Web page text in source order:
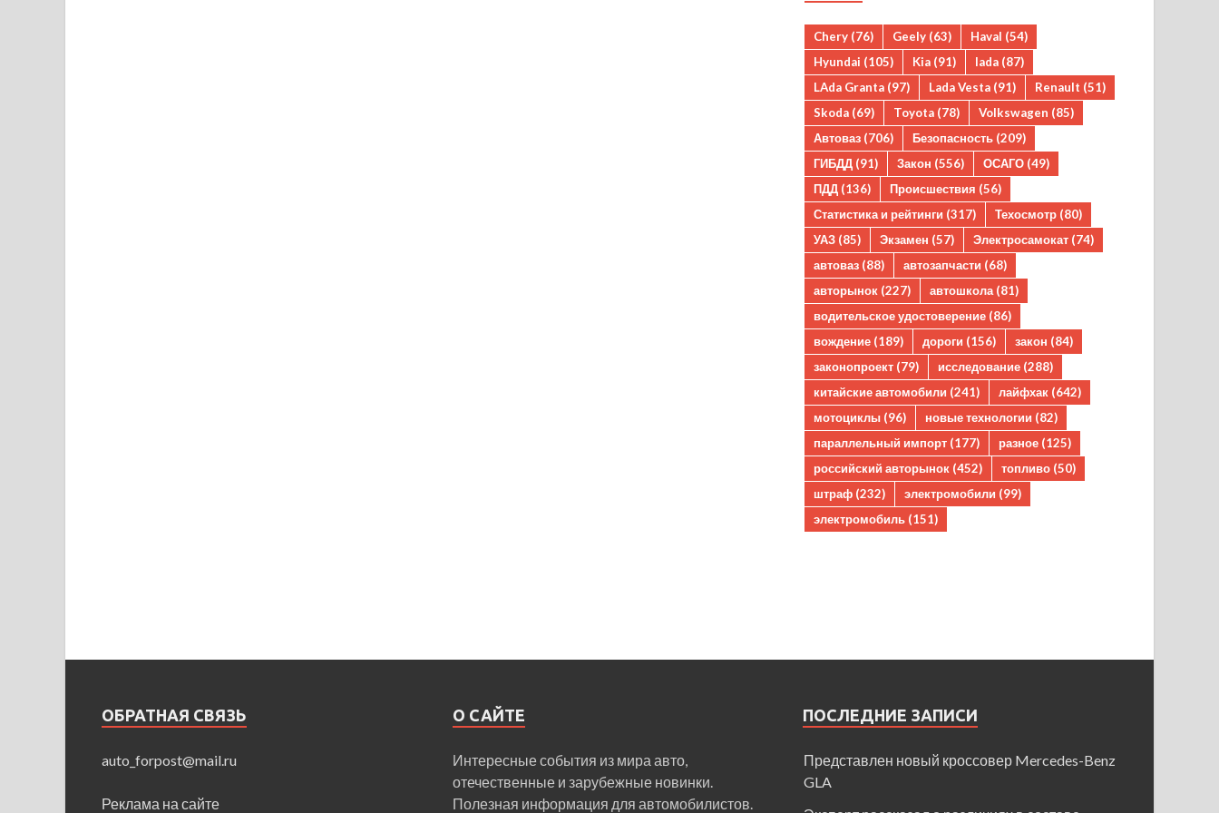
Chery (76) Geely (63) Haval (54)
Hyundai (105) Kia (91) lada (87)
LAda Granta (97) Lada Vesta (91) Renault (51)
Skoda (69) Toyota (78) Volkswagen (85)
Автоваз (706) Безопасность (209)
ГИБДД (91) Закон (556) ОСАГО (49)
ПДД (136) Происшествия (56)
Статистика и рейтинги (317) Техосмотр (80)
УАЗ (85) Экзамен (57) Электросамокат (74)
автоваз (88) автозапчасти (68)
авторынок (227) автошкола (81)
водительское удостоверение (86)
вождение (189) дороги (156) закон (84)
законопроект (79) исследование (288)
китайские автомобили (241) лайфхак (642)
мотоциклы (96) новые технологии (82)
параллельный импорт (177) разное (125)
российский авторынок (452) топливо (50)
штраф (232) электромобили (99)
электромобиль (151)
ОБРАТНАЯ СВЯЗЬ
auto_forpost@mail.ru
Реклама на сайте
О САЙТЕ
Интересные события из мира авто,
отечественные и зарубежные новинки.
Полезная информация для автомобилистов.
ПОСЛЕДНИЕ ЗАПИСИ
Представлен новый кроссовер Mercedes-Benz
GLA